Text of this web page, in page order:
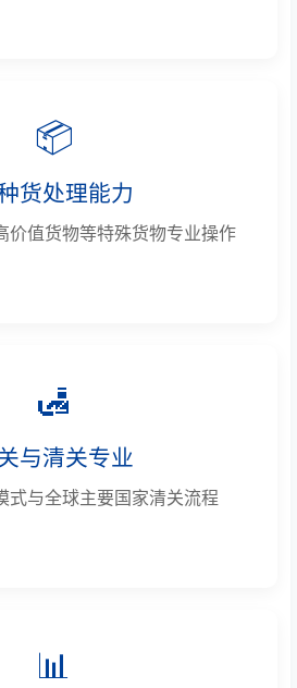
📦
货处理能力
价值货物等特殊货物专业操作
🛃
与清关专业
式与全球主要国家清关流程
📊